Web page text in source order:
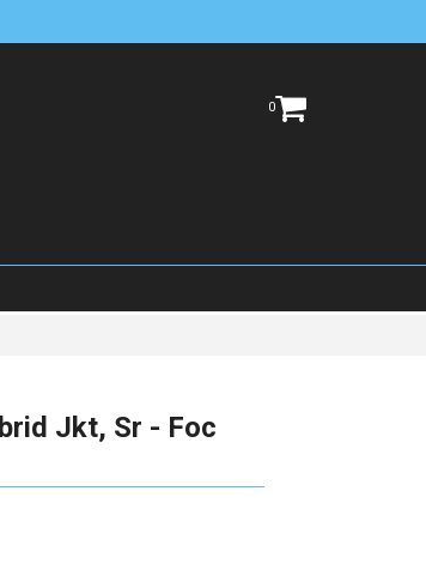
0
Jkt, Sr - Foc